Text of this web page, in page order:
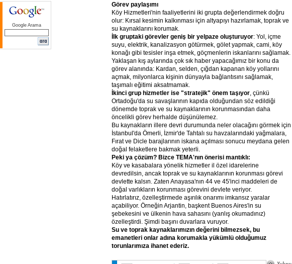
Google Arama
Görev paylaşımı
Köy Hizmetleri'nin faaliyetlerini iki grupta değerlendirmek doğru
olur: Kırsal kesimin kalkınması için altyapıyı hazırlamak, toprak ve
su kaynaklarını korumak.
İlk gruptaki görevler geniş bir yelpaze oluşturuyor: Yol, içme
suyu, elektrik, kanalizasyon götürmek, gölet yapmak, cami, köy
konağı gibi tesisler inşa etmek, göçmenlerin iskanlarını sağlamak.
Yaklaşan kış aylarında çok sık haber yapacağımız bir konu da
görev alanında: Kardan, selden, çığdan kapanan köy yollarını
açmak, milyonlarca kişinin dünyayla bağlantısını sağlamak,
taşımalı eğitimi aksatmamak.
İkinci grup hizmetler ise "stratejik" önem taşıyor , çünkü
Ortadoğu'da su savaşlarının kapıda olduğundan söz edildiği
dönemde toprak ve su kaynaklarının korunmasından daha
öncelikli görev herhalde düşünülemez.
Bu kaynakların illere devri durumunda neler olacağını görmek için
İstanbul'da Ömerli, İzmir'de Tahtalı su havzalarındaki yağmalara,
Fırat ve Dicle barajlarının iskana açılması sonucu meydana gelen
doğal felaketlere bakmak yeterli.
Peki ya çözüm? Bizce TEMA'nın önerisi mantıklı:
Köy ve kasabalara yönelik hizmetler il özel idarelerine
devredilsin, ancak toprak ve su kaynaklarının korunması görevi
devlette kalsın. Zaten Anayasa'nın 44 ve 45'inci maddeleri de
doğal varlıkların korunması görevini devlete veriyor.
Hatırlatırız, özelleştirmede aşırılık onarımı imkansız yaralar
açabiliyor. Örneğin Arjantin, başkent Buenos Aires'in su
şebekesini ve ülkenin hava sahasını (yanlış okumadınız)
özelleştirdi. Şimdi başını duvarlara vuruyor.
Su ve toprak kaynaklarımızın değerini bilmezsek, bu
emanetleri onlar adına korumakla yükümlü olduğumuz
torunlarımıza ihanet ederiz.